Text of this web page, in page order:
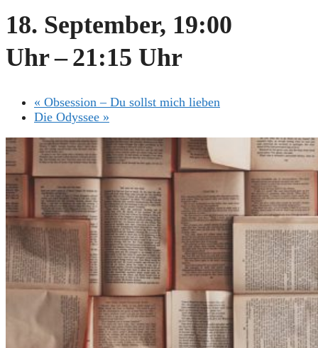
18. September, 19:00
Uhr–21:15 Uhr
« Obsession – Du sollst mich lieben
Die Odyssee »